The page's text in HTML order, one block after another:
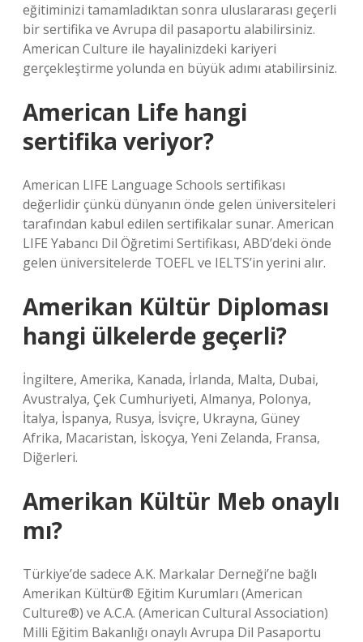
eğitiminizi tamamladıktan sonra uluslararası geçerli
bir sertifika ve Avrupa dil pasaportu alabilirsiniz.
American Culture ile hayalinizdeki kariyeri
gerçekleştirme yolunda en büyük adımı atabilirsiniz.
American Life hangi
sertifika veriyor?
American LIFE Language Schools sertifikası
değerlidir çünkü dünyanın önde gelen üniversiteleri
tarafından kabul edilen sertifikalar sunar. American
LIFE Yabancı Dil Öğretimi Sertifikası, ABD’deki önde
gelen üniversitelerde TOEFL ve IELTS’in yerini alır.
Amerikan Kültür Diploması
hangi ülkelerde geçerli?
İngiltere, Amerika, Kanada, İrlanda, Malta, Dubai,
Avustralya, Çek Cumhuriyeti, Almanya, Polonya,
İtalya, İspanya, Rusya, İsviçre, Ukrayna, Güney
Afrika, Macaristan, İskoçya, Yeni Zelanda, Fransa,
Diğerleri.
Amerikan Kültür Meb onaylı
mı?
Türkiye’de sadece A.K. Markalar Derneği’ne bağlı
Amerikan Kültür® Eğitim Kurumları (American
Culture®) ve A.C.A. (American Cultural Association)
Milli Eğitim Bakanlığı onaylı Avrupa Dil Pasaportu